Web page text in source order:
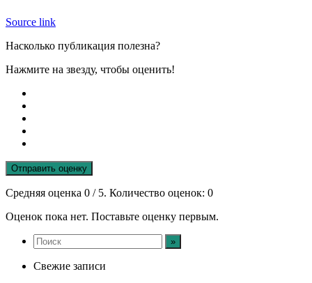
Source link
Насколько публикация полезна?
Нажмите на звезду, чтобы оценить!
Отправить оценку
Средняя оценка 0 / 5. Количество оценок: 0
Оценок пока нет. Поставьте оценку первым.
Свежие записи